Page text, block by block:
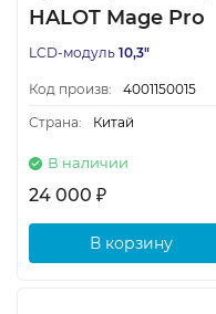
HALOT Mage Pro
LCD-модуль 10,3"
Код произв:
4001150015
Страна:
Китай
В наличии
24 000 ₽
В корзину